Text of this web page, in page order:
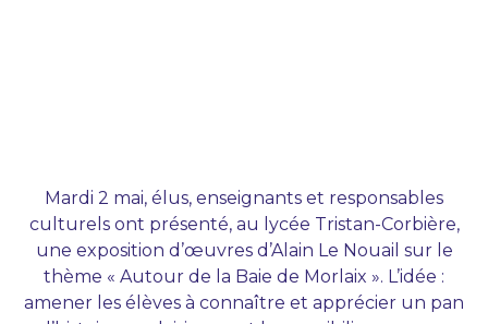
Mardi 2 mai, élus, enseignants et responsables
culturels ont présenté, au lycée Tristan-Corbière,
une exposition d’œuvres d’Alain Le Nouail sur le
thème « Autour de la Baie de Morlaix ». L’idée :
amener les élèves à connaître et apprécier un pan